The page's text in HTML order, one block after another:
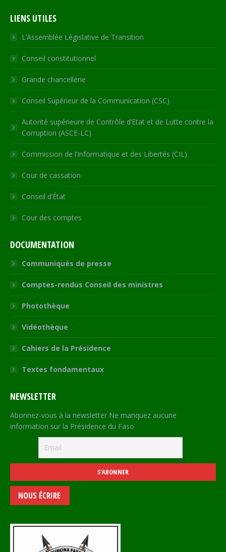
opens
in
new
window
opens
in
new
window
opens
in
new
window
in
new
window
opens
in
new
LIENS UTILES
L’Assemblée Législative de Transition
Conseil constitutionnel
Grande chancellerie
Conseil Supérieur de la Communication (CSC)
Autorité supérieure de Contrôle d’Etat et de Lutte contre la
Corruption (ASCE-LC)
Commission de l’Informatique et des Libertés (CIL)
Cour de cassation
Conseil d’État
Cour des comptes
DOCUMENTATION
Communiqués de presse
Comptes-rendus Conseil des ministres
Photothèque
Vidéothèque
Cahiers de la Présidence
Textes fondamentaux
NEWSLETTER
Abonnez-vous à la newsletter Ne manquez aucune
information sur la Présidence du Faso
NOUS ÉCRIRE